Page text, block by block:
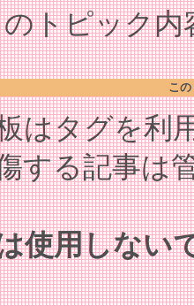
トピック内
こ
はタグを利
する記事は
使用しない